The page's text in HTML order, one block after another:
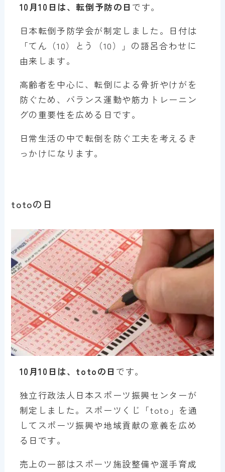
10月10日は、転倒予防の日 です。
日本転倒予防学会が制定しました。日付は
「てん（10）とう（10）」の語呂合わせに
由来します。
高齢者を中心に、転倒による骨折やけがを
防ぐため、バランス運動や筋力トレーニン
グの重要性を広める日です。
日常生活の中で転倒を防ぐ工夫を考えるき
っかけになります。
totoの日
10月10日は、totoの日 です。
独立行政法人日本スポーツ振興センターが
制定しました。スポーツくじ「toto」を通
してスポーツ振興や地域貢献の意義を広め
る日です。
売上の一部はスポーツ施設整備や選手育成